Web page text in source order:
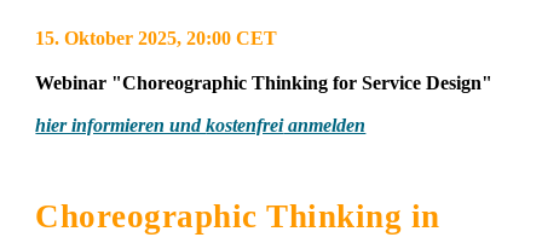
15.Oktober 2025,20:00CET
Webinar "Choreographic Thinking for Service Design"
hier informieren undkostenfreianmelden
Choreographic Thinking in